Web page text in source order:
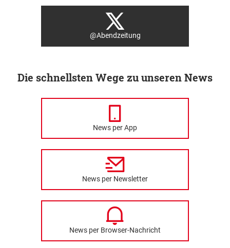
@Abendzeitung
Die schnellsten Wege zu unseren News
News per App
News per Newsletter
News per Browser-Nachricht